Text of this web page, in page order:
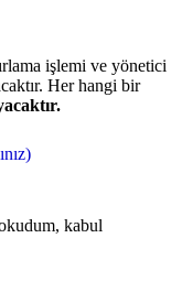
işlemi ve yönetici
Her hangi bir
kabul